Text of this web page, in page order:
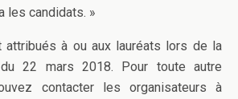
les candidats. »
attribués à ou aux lauréats lors de la
22 mars 2018. Pour toute autre
contacter les organisateurs à